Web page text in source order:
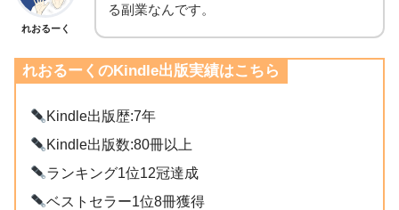
れおるーく
る副業なんです。
れおるーくのKindle出版実績はこちら
Kindle出版歴:7年
Kindle出版数:80冊以上
ランキング1位12冠達成
ベストセラー1位8冊獲得